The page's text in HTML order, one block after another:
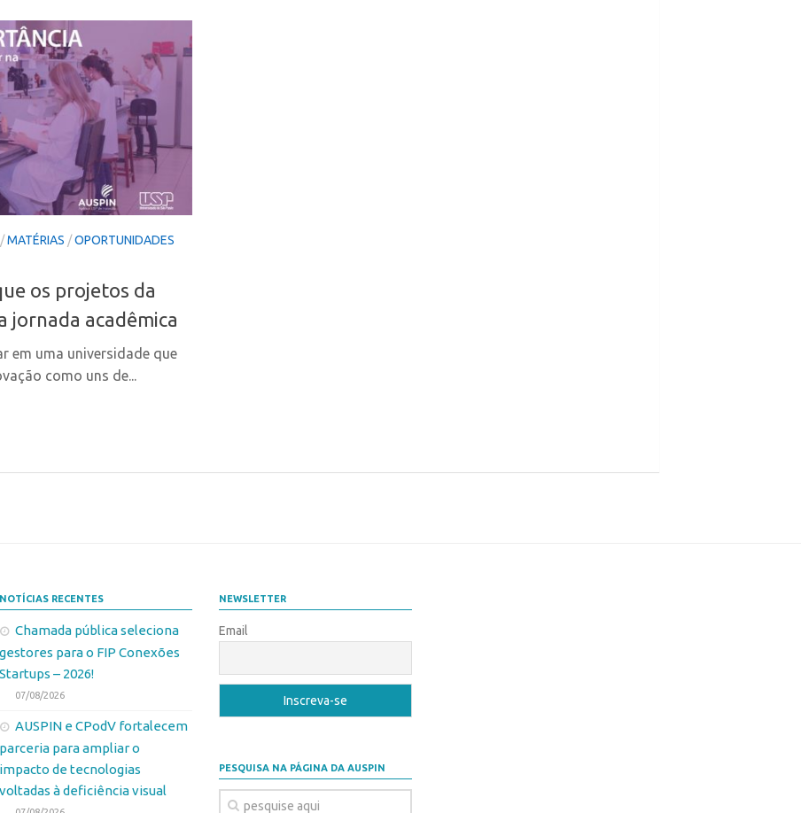
/MATÉRIAS /OPORTUNIDADES
os projetos da
jornada acadêmica
em uma universidade que
como uns de...
NOTÍCIAS RECENTES
Chamada pública seleciona
gestores para o FIP Conexões
Startups – 2026!
07/08/2026
AUSPIN e CPodV fortalecem
parceria para ampliar o
impacto de tecnologias
voltadas à deficiência visual
NEWSLETTER
Email
PESQUISA NA PÁGINA DA AUSPIN